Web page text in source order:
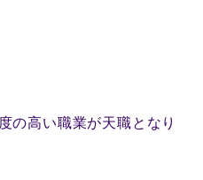
の高い職業が天職となり